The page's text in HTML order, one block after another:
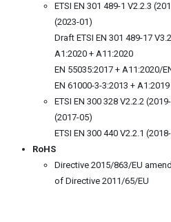
ETSI EN 301 489-1 V2.2.3
(2023-01)
Draft ETSI EN 301 489-17
A1:2020 + A11:2020
EN 55035:2017 + A11:2020/
EN 61000-3-3:2013 +
ETSI EN 300 328 V2.2.2
(2017-05)
ETSI EN 300 440 V2.2.1
RoHS
Directive 2015/863/EU
of Directive 2011/65/EU